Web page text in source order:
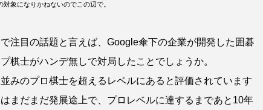
象になりかねないのでこの辺で。
注目の話題と言えば、Google傘下の企業が開発した囲碁
棋士がハンデ無しで対局したことでしょうか。
みのプロ棋士を超えるレベルにあると評価されています
まだまだ発展途上で、プロレベルに達するまであと10年